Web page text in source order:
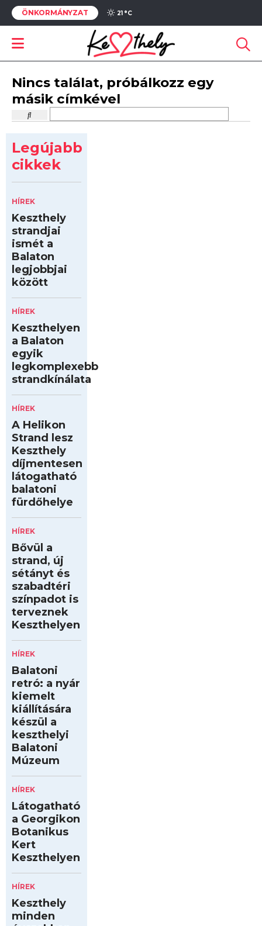
ÖNKORMÁNYZAT 21 °C
Nincs találat, próbálkozz egy
másik címkével
Legújabb
cikkek
HÍREK
Keszthely
strandjai
ismét a
Balaton
legjobbjai
között
HÍREK
Keszthelyen
a Balaton
egyik
legkomplexebb
strandkínálata
HÍREK
A Helikon
Strand lesz
Keszthely
díjmentesen
látogatható
balatoni
fürdőhelye
HÍREK
Bővül a
strand, új
sétányt és
szabadtéri
színpadot is
terveznek
Keszthelyen
HÍREK
Balatoni
retró: a nyár
kiemelt
kiállítására
készül a
keszthelyi
Balatoni
Múzeum
HÍREK
Látogatható
a Georgikon
Botanikus
Kert
Keszthelyen
HÍREK
Keszthely
minden